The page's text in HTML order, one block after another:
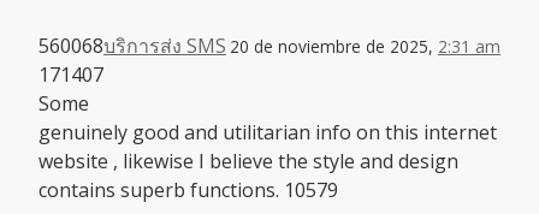
บริการส่ง SMS 20 de noviembre de 2025, 2:31 am
560068
171407
Some
genuinely good and utilitarian info on this internet
website , likewise I believe the style and design
contains superb functions. 10579